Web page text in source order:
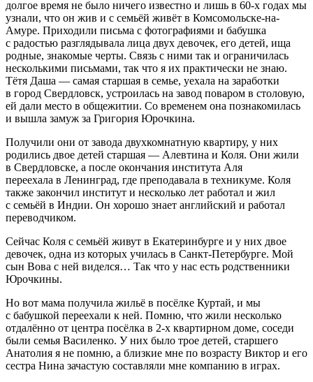
долгое время не было ничего известно и лишь в 60-х годах мы
узнали, что он жив и с семьёй живёт в Комсомольске-на-
Амуре. Приходили письма с фотографиями и бабушка
с радостью разглядывала лица двух девочек, его детей, ища
родные, знакомые черты. Связь с ними так и ограничилась
несколькими письмами, так что я их практически не знаю.
Тётя Даша — самая старшая в семье, уехала на заработки
в город Свердловск, устроилась на завод поваром в столовую,
ей дали место в общежитии. Со временем она познакомилась
и вышла замуж за Григория Юрочкина.
Получили они от завода двухкомнатную квартиру, у них
родились двое детей старшая — Алевтина и Коля. Они жили
в Свердловске, а после окончания института Аля
переехала в Ленинград, где преподавала в техникуме. Коля
также закончил институт и несколько лет работал и жил
с семьёй в Индии. Он хорошо знает английский и работал
переводчиком.
Сейчас Коля с семьёй живут в Екатеринбурге и у них двое
девочек, одна из которых училась в Санкт-Петербурге. Мой
сын Вова с ней виделся… Так что у нас есть родственники
Юрочкины.
Но вот мама получила жильё в посёлке Куртай, и мы
с бабушкой переехали к ней. Помню, что жили несколько
отдалённо от центра посёлка в 2-х квартирном доме, соседи
были семья Василенко. У них было трое детей, старшего
Анатолия я не помню, а близкие мне по возрасту Виктор и его
сестра Нина зачастую составляли мне компанию в играх.